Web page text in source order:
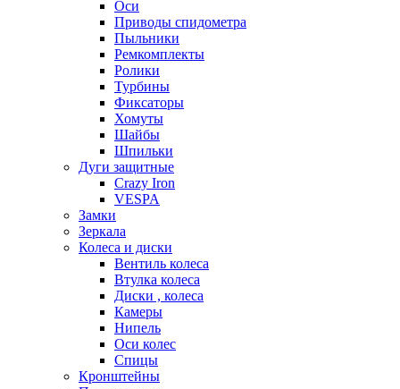
Оси
Приводы спидометра
Пыльники
Ремкомплекты
Ролики
Турбины
Фиксаторы
Хомуты
Шайбы
Шпильки
Дуги защитные
Crazy Iron
VESPA
Замки
Зеркала
Колеса и диски
Вентиль колеса
Втулка колеса
Диски , колеса
Камеры
Нипель
Оси колес
Спицы
Кронштейны